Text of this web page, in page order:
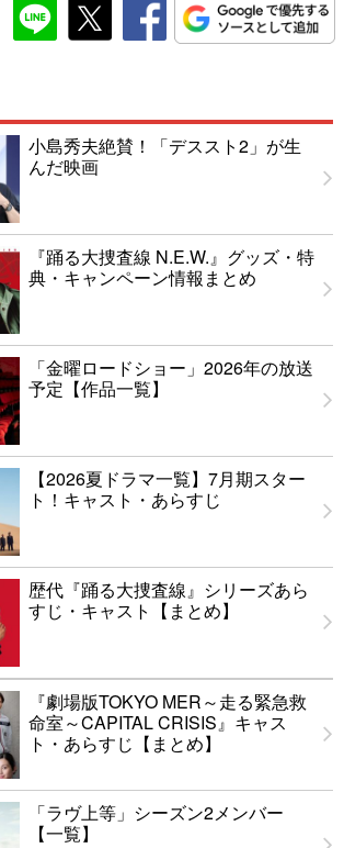
小島秀夫絶賛！「デススト2」が生
んだ映画
『踊る大捜査線 N.E.W.』グッズ・特
典・キャンペーン情報まとめ
「金曜ロードショー」2026年の放送
予定【作品一覧】
【2026夏ドラマ一覧】7月期スター
ト！キャスト・あらすじ
歴代『踊る大捜査線』シリーズあら
すじ・キャスト【まとめ】
『劇場版TOKYO MER～走る緊急救
命室～CAPITAL CRISIS』キャス
ト・あらすじ【まとめ】
「ラヴ上等」シーズン2メンバー
【一覧】